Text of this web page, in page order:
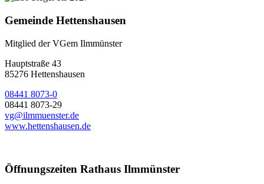
Gemeinde Hettenshausen
Mitglied der VGem Ilmmünster
Hauptstraße 43
85276 Hettenshausen
08441 8073-0
08441 8073-29
vg@ilmmuenster.de
www.hettenshausen.de
Öffnungszeiten Rathaus Ilmmünster